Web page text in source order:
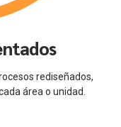
rediseñados,
área o unidad.